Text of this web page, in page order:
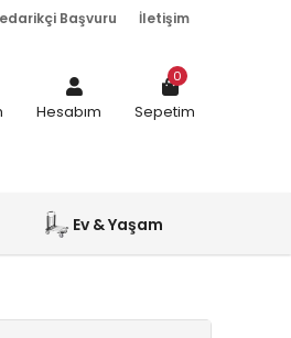
Başvuru İletişim
Hesabım Sepetim
0
Ev & Yaşam